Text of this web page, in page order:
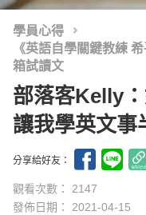
學員心得
《英語自學關鍵教練
箱試讀文
部落客Kelly
讓我學英文事
分享給好友：
觀看次數： 2147
發佈日期： 2021-04-15